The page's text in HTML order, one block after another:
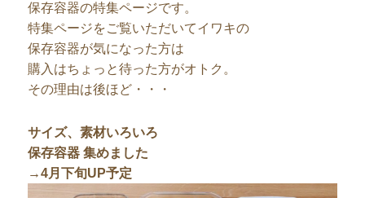
保存容器の特集ページです。
特集ページをご覧いただいてイワキの
保存容器が気になった方は
購入はちょっと待った方がオトク。
その理由は後ほど・・・
サイズ、素材いろいろ
保存容器 集めました
→4月下旬UP予定